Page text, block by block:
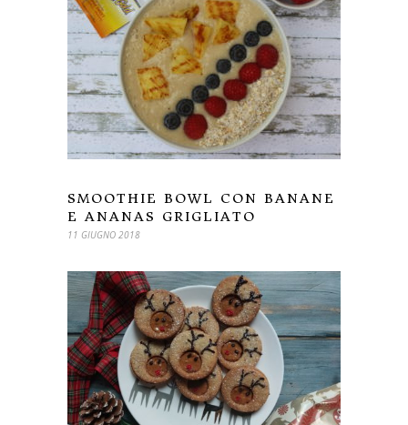
SMOOTHIE BOWL CON BANANE
E ANANAS GRIGLIATO
11 GIUGNO 2018